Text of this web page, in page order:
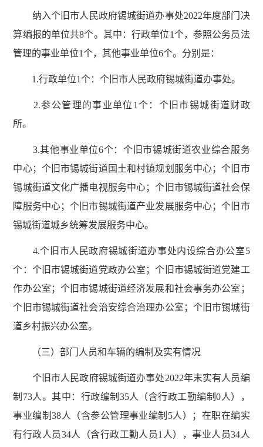
纳入个旧市人民政府锡城街道办事处2022年度部门决
算编报的单位共8个。其中：行政单位1个，参照公务员法
管理的事业单位1个，其他事业单位6个。分别是：
1.行政单位1个：个旧市人民政府锡城街道办事处。
2.参公管理的事业单位1个：个旧市锡城街道财政
所。
3.其他事业单位6个：个旧市锡城街道农业综合服务
中心；个旧市锡城街道国土和村镇规划服务中心；个旧市
锡城街道文化广播电视服务中心；个旧市锡城街道社会保
障服务中心；个旧市锡城街道产业发展服务中心；个旧市
锡城街道城乡统筹发展服务中心。
4.个旧市人民政府锡城街道办事处内设综合办公室5
个：个旧市锡城街道党政办公室；个旧市锡城街道党建工
作办公室；个旧市锡城街道经济发展和社会事务办公室；
个旧市锡城街道社会治安综合治理办公室；个旧市锡城街
道乡村振兴办公室。
（三）部门人员和车辆的编制及实有情况
个旧市人民政府锡城街道办事处2022年末实有人员编
制73人。其中：行政编制35人（含行政工勤编制0人），
事业编制38人（含参公管理事业编制5人）；在职在编实
有行政人员34人（含行政工勤人员1人），事业人员34人